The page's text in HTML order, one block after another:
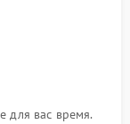
для вас время.